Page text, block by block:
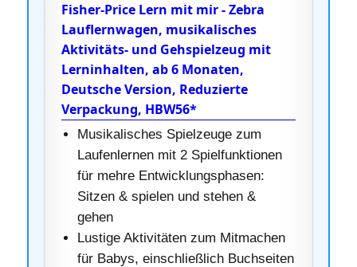
Fisher-Price Lern mit mir - Zebra
Lauflernwagen, musikalisches
Aktivitäts- und Gehspielzeug mit
Lerninhalten, ab 6 Monaten,
Deutsche Version, Reduzierte
Verpackung, HBW56*
Musikalisches Spielzeuge zum
Laufenlernen mit 2 Spielfunktionen
für mehre Entwicklungsphasen:
Sitzen & spielen und stehen &
gehen
Lustige Aktivitäten zum Mitmachen
für Babys, einschließlich Buchseiten